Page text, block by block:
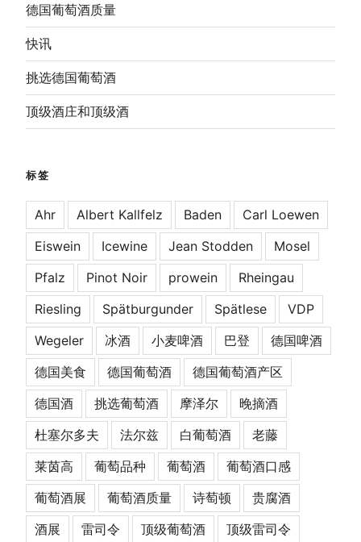
德国葡萄酒质量
快讯
挑选德国葡萄酒
顶级酒庄和顶级酒
标签
Ahr Albert Kallfelz Baden
Carl Loewen
Eiswein
Icewine Jean Stodden
Mosel
Pfalz
Pinot Noir prowein
Rheingau
Riesling
Spätburgunder Spätlese
VDP
Wegeler
冰酒 小麦啤酒 巴登
德国啤酒
德国美食
德国葡萄酒
德国葡萄酒产区
德国酒
挑选葡萄酒 摩泽尔
晚摘酒
杜塞尔多夫
法尔兹 白葡萄酒
老藤
莱茵高
葡萄品种 葡萄酒
葡萄酒口感
葡萄酒展
葡萄酒质量 诗萄顿
贵腐酒
酒展
雷司令 顶级葡萄酒 顶级雷司令